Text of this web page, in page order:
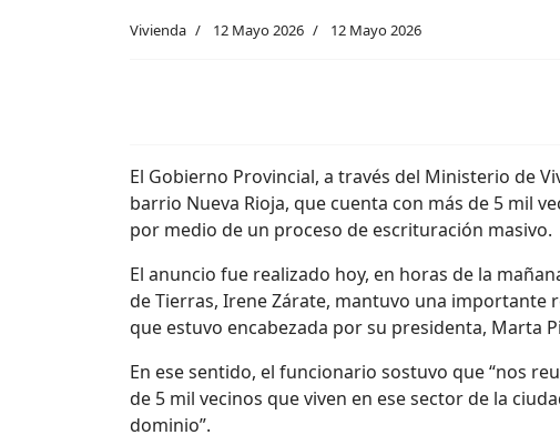
Vivienda 12 Mayo 2026 12 Mayo 2026
El Gobierno Provincial, a través del Ministerio de
barrio Nueva Rioja, que cuenta con más de 5 mil
por medio de un proceso de escrituración masivo.
El anuncio fue realizado hoy, en horas de la
de Tierras, Irene Zárate, mantuvo una importante
que estuvo encabezada por su presidenta, Marta
En ese sentido, el funcionario sostuvo que “nos
de 5 mil vecinos que viven en ese sector de la
dominio”.